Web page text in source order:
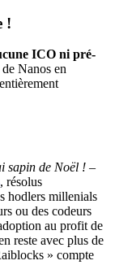
!
ICO ni pré-
Nanos en
sapin de Noël ! –
, résolus
hodlers millenials
ou des codeurs
au profit de
reste avec plus de
» compte